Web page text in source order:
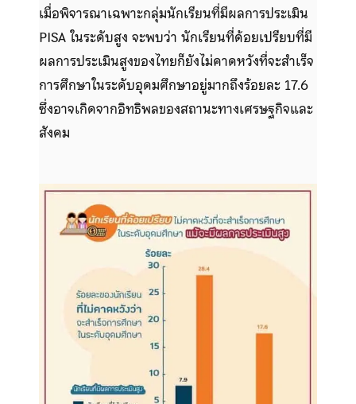
เมื่อพิจารณาเฉพาะกลุ่มนักเรียนที่มีผลการประเมิน
PISA ในระดับสูง จะพบว่า นักเรียนที่ด้อยเปรียบที่มี
ผลการประเมินสูงของไทยก็ยังไม่คาดหวังที่จะสำเร็จ
การศึกษาในระดับอุดมศึกษาอยู่มากถึงร้อยละ 17.6
ซึ่งอาจเกิดจากอิทธิพลของสถานะทางเศรษฐกิจและ
สังคม